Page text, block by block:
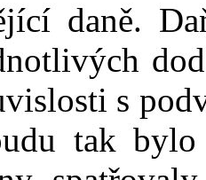
daně.
s
tak